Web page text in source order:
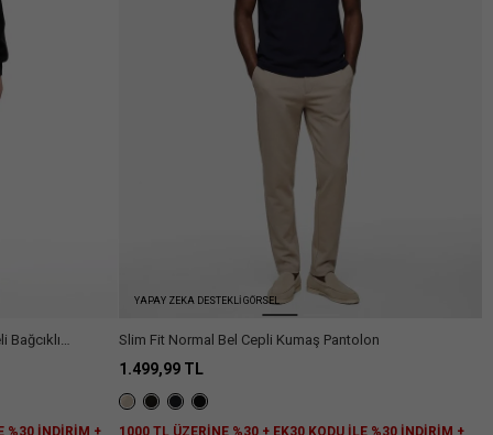
Bağcıklı
%30 İNDİRİM +
YAPAY ZEKA DESTEKLİ GÖRSEL
Slim Fit Normal Bel Cepli Kumaş Pantolon
1.499,99 TL
1000 TL ÜZERİNE %30 + EK30 KODU İLE %30 İNDİRİM +
Arama